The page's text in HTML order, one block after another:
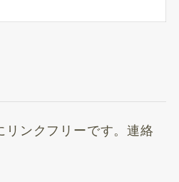
リンクフリーです。連絡